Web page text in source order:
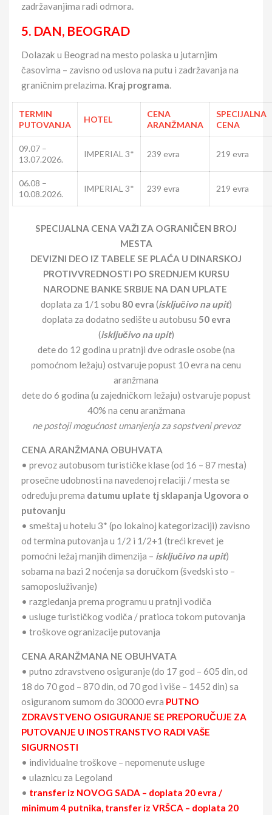
zadržavanjima radi odmora.
5. DAN, BEOGRAD
Dolazak u Beograd na mesto polaska u jutarnjim
časovima – zavisno od uslova na putu i zadržavanja na
graničnim prelazima. Kraj programa.
TERMIN
PUTOVANJA
HOTEL
CENA
ARANŽMANA
SPECIJALNA
CENA
09.07 –
13.07.2026.
IMPERIAL 3* 239 evra 219 evra
06.08 –
10.08.2026.
IMPERIAL 3* 239 evra 219 evra
SPECIJALNA CENA VAŽI ZA OGRANIČEN BROJ
MESTA
DEVIZNI DEO IZ TABELE SE PLAĆA U DINARSKOJ
PROTIVVREDNOSTI PO SREDNJEM KURSU
NARODNE BANKE SRBIJE NA DAN UPLATE
doplata za 1/1 sobu 80 evra (isključivo na upit)
doplata za dodatno sedište u autobusu 50 evra
(isključivo na upit)
dete do 12 godina u pratnji dve odrasle osobe (na
pomoćnom ležaju) ostvaruje popust 10 evra na cenu
aranžmana
dete do 6 godina (u zajedničkom ležaju) ostvaruje popust
40% na cenu aranžmana
ne postoji mogućnost umanjenja za sopstveni prevoz
CENA ARANŽMANA OBUHVATA
• prevoz autobusom turističke klase (od 16 – 87 mesta)
prosečne udobnosti na navedenoj relaciji / mesta se
određuju prema datumu uplate tj sklapanja Ugovora o
putovanju
• smeštaj u hotelu 3* (po lokalnoj kategorizaciji) zavisno
od termina putovanja u 1/2 i 1/2+1 (treći krevet je
pomoćni ležaj manjih dimenzija – isključivo na upit)
sobama na bazi 2 noćenja sa doručkom (švedski sto –
samoposluživanje)
• razgledanja prema programu u pratnji vodiča
• usluge turističkog vodiča / pratioca tokom putovanja
• troškove ogranizacije putovanja
CENA ARANŽMANA NE OBUHVATA
• putno zdravstveno osiguranje (do 17 god – 605 din, od
18 do 70 god – 870 din, od 70 god i više – 1452 din) sa
osiguranom sumom do 30000 evra PUTNO
ZDRAVSTVENO OSIGURANJE SE PREPORUČUJE ZA
PUTOVANJE U INOSTRANSTVO RADI VAŠE
SIGURNOSTI
• individualne troškove – nepomenute usluge
• ulaznicu za Legoland
• transfer iz NOVOG SADA – doplata 20 evra /
minimum 4 putnika, transfer iz VRŠCA – doplata 20